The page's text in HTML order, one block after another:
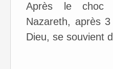
​Après le choc
Nazareth, après
Dieu, se souvient